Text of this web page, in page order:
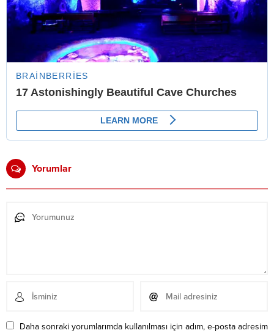
Yorumlar
Daha sonraki yorumlarımda kullanılması için adım, e-posta adresim